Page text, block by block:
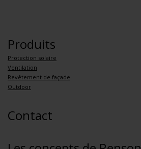
Produits
Protection solaire
Ventilation
Revêtement de façade
Outdoor
Contact